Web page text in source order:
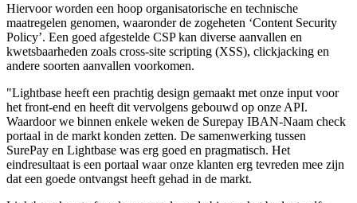
Hiervoor worden een hoop organisatorische en technische
maatregelen genomen, waaronder de zogeheten ‘Content Security
Policy’. Een goed afgestelde CSP kan diverse aanvallen en
kwetsbaarheden zoals cross-site scripting (XSS), clickjacking en
andere soorten aanvallen voorkomen.
"Lightbase heeft een prachtig design gemaakt met onze input voor
het front-end en heeft dit vervolgens gebouwd op onze API.
Waardoor we binnen enkele weken de Surepay IBAN-Naam check
portaal in de markt konden zetten. De samenwerking tussen
SurePay en Lightbase was erg goed en pragmatisch. Het
eindresultaat is een portaal waar onze klanten erg tevreden mee zijn
dat een goede ontvangst heeft gehad in de markt.